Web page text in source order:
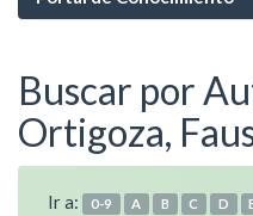
Buscar por
Ortigoza,
Ir a: 0-9 A B C D